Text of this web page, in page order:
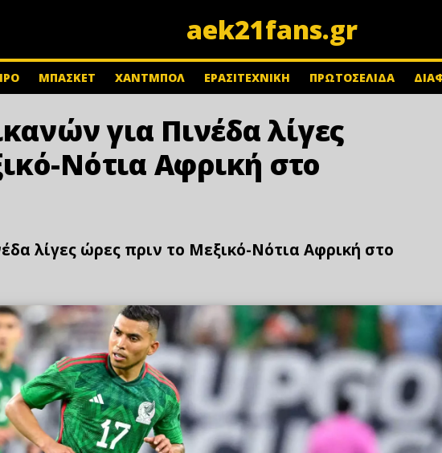
aek21fans.gr
ΜΠΑΣΚΕΤ ΧΑΝΤΜΠΟΛ ΕΡΑΣΙΤΕΧΝΙΚΗ ΠΡΩΤΟΣΕΛΙΔΑ
για Πινέδα λίγες
Νότια Αφρική στο
λίγες ώρες πριν το Μεξικό-Νότια Αφρική στο